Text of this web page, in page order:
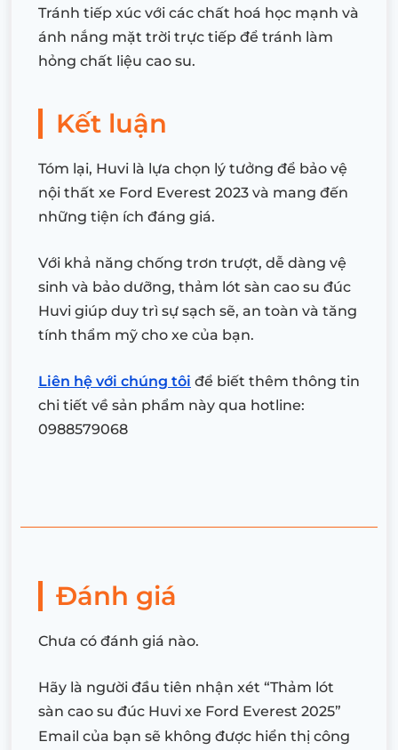
Tránh tiếp xúc với các chất hoá học mạnh và
ánh nắng mặt trời trực tiếp để tránh làm
hỏng chất liệu cao su.
Kết luận
Tóm lại, Huvi là lựa chọn lý tưởng để bảo vệ
nội thất xe Ford Everest 2023 và mang đến
những tiện ích đáng giá.
Với khả năng chống trơn trượt, dễ dàng vệ
sinh và bảo dưỡng, thảm lót sàn cao su đúc
Huvi giúp duy trì sự sạch sẽ, an toàn và tăng
tính thẩm mỹ cho xe của bạn.
Liên hệ với chúng tôi để biết thêm thông tin
chi tiết về sản phẩm này qua hotline:
0988579068
Đánh giá
Chưa có đánh giá nào.
Hãy là người đầu tiên nhận xét “Thảm lót
sàn cao su đúc Huvi xe Ford Everest 2025”
Email của bạn sẽ không được hiển thị công